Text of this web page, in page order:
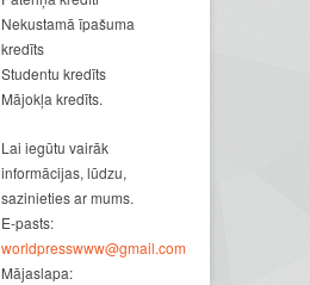
Nekustamā īpašuma
kredīts
Studentu kredīts
Mājokļa kredīts.
Lai iegūtu vairāk
informācijas, lūdzu,
sazinieties ar mums.
E-pasts:
worldpresswww@gmail.com
Mājaslapa: